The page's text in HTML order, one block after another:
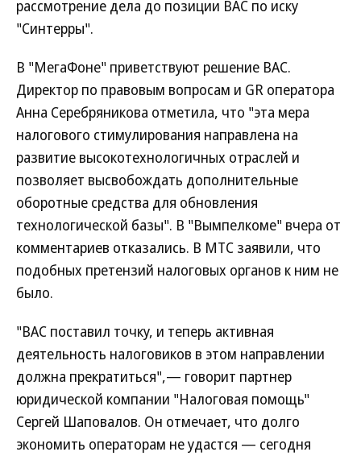
рассмотрение дела до позиции ВАС по иску
"Синтерры".
В "МегаФоне" приветствуют решение ВАС.
Директор по правовым вопросам и GR оператора
Анна Серебряникова отметила, что "эта мера
налогового стимулирования направлена на
развитие высокотехнологичных отраслей и
позволяет высвобождать дополнительные
оборотные средства для обновления
технологической базы". В "Вымпелкоме" вчера от
комментариев отказались. В МТС заявили, что
подобных претензий налоговых органов к ним не
было.
"ВАС поставил точку, и теперь активная
деятельность налоговиков в этом направлении
должна прекратиться",— говорит партнер
юридической компании "Налоговая помощь"
Сергей Шаповалов. Он отмечает, что долго
экономить операторам не удастся — сегодня